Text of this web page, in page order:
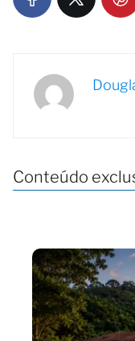
Conteúdo